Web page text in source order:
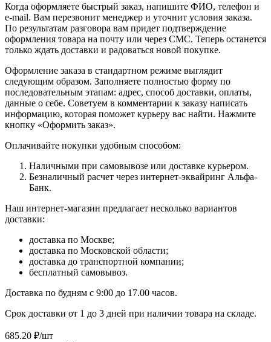
Когда оформляете быстрый заказ, напишите ФИО, телефон и
e-mail. Вам перезвонит менеджер и уточнит условия заказа.
По результатам разговора вам придет подтверждение
оформления товара на почту или через СМС. Теперь останется
только ждать доставки и радоваться новой покупке.
Оформление заказа в стандартном режиме выглядит
следующим образом. Заполняете полностью форму по
последовательным этапам: адрес, способ доставки, оплаты,
данные о себе. Советуем в комментарии к заказу написать
информацию, которая поможет курьеру вас найти. Нажмите
кнопку «Оформить заказ».
Оплачивайте покупки удобным способом:
Наличными при самовывозе или доставке курьером.
Безналичный расчет через интернет-эквайринг Альфа-
Банк.
Наш интернет-магазин предлагает несколько вариантов
доставки:
доставка по Москве;
доставка по Московской области;
доставка до транспортной компании;
бесплатный самовывоз.
Доставка по будням с 9:00 до 17.00 часов.
Срок доставки от 1 до 3 дней при наличии товара на складе.
685.20 ₽/шт